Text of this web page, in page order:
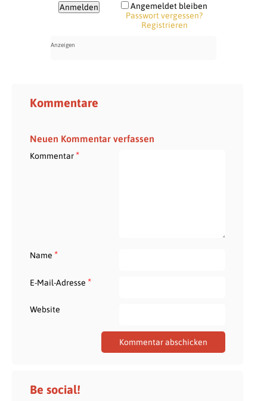
Angemeldet bleiben
Passwort vergessen?
Registrieren
Kommentare
Neuen Kommentar verfassen
Kommentar*
Name *
E-Mail-Adresse *
Website
Be social!